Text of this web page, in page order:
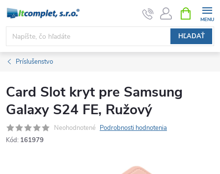
Prejsť
obsah
HĽADAŤ
KOŠÍK
Príslušenstvo
Card Slot kryt pre Samsung
Galaxy S24 FE, Ružový
Neohodnotené Podrobnosti hodnotenia
Kód: 161979